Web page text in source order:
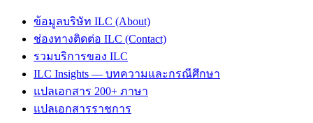
ข้อมูลบริษัท ILC (About)
ช่องทางติดต่อ ILC (Contact)
รวมบริการของ ILC
ILC Insights — บทความและกรณีศึกษา
แปลเอกสาร 200+ ภาษา
แปลเอกสารราชการ